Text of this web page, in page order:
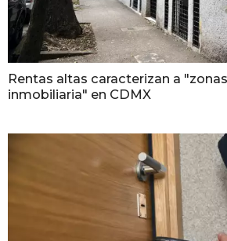
Rentas altas caracterizan a
inmobiliaria" en CDMX